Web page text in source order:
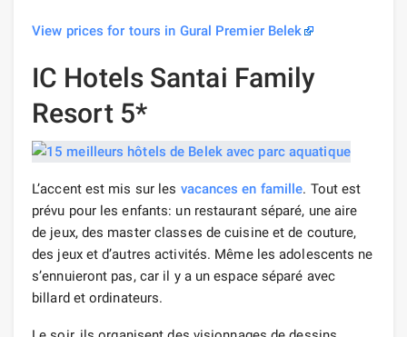
View prices for tours in Gural Premier Belek
IC Hotels Santai Family
Resort 5*
L’accent est mis sur les vacances en famille. Tout est
prévu pour les enfants: un restaurant séparé, une aire
de jeux, des master classes de cuisine et de couture,
des jeux et d’autres activités. Même les adolescents ne
s’ennuieront pas, car il y a un espace séparé avec
billard et ordinateurs.